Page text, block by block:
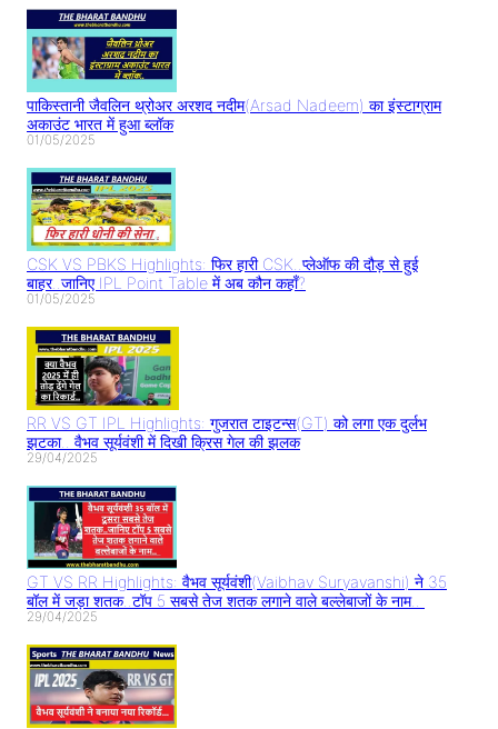
पाकिस्तानी जैवलिन थ्रोअर अरशद नदीम(Arsad Nadeem) का इंस्टाग्राम
अकाउंट भारत में हुआ ब्लॉक
01/05/2025
CSK VS PBKS Highlights: फिर हारी CSK..प्लेऑफ की दौड़ से हुई
बाहर..जानिए IPL Point Table में अब कौन कहाँ?
01/05/2025
RR VS GT IPL Highlights: गुजरात टाइटन्स(GT) को लगा एक दुर्लभ
झटका.. वैभव सूर्यवंशी में दिखी क्रिस गेल की झलक
29/04/2025
GT VS RR Highlights: वैभव सूर्यवंशी(Vaibhav Suryavanshi) ने 35
बॉल में जड़ा शतक..टॉप 5 सबसे तेज शतक लगाने वाले बल्लेबाजों के नाम..
29/04/2025